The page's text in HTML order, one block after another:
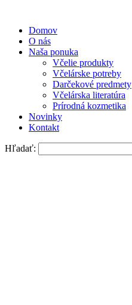
Domov
O nás
Naša ponuka
Včelie produkty
Včelárske potreby
Darčekové predmety
Včelárska literatúra
Prírodná kozmetika
Novinky
Kontakt
Hľadať: